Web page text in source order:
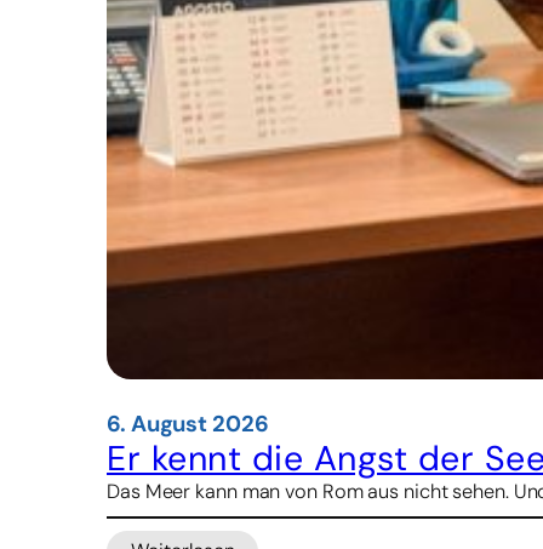
6. August 2026
Er kennt die Angst der
Das Meer kann man von Rom aus nicht sehen.